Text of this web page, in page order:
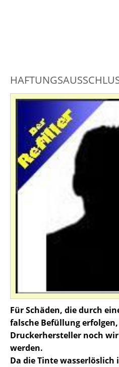
Für Schäden, die durch
falsche Befüllung
Druckerhersteller noch
werden.
Da die Tinte wasserlöslich